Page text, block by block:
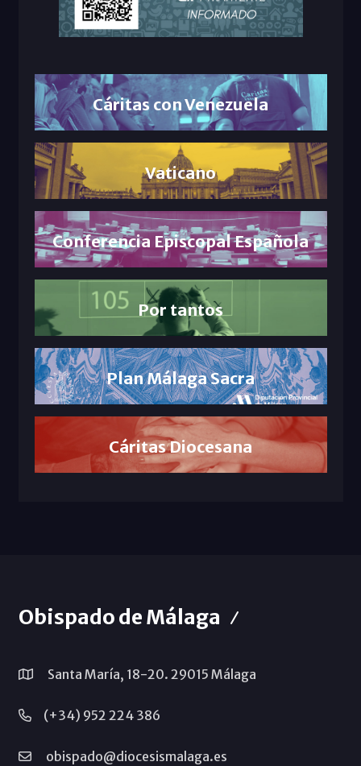
Cáritas con Venezuela
Vaticano
Conferencia Episcopal Española
Por tantos
Plan Málaga Sacra
Cáritas Diocesana
Obispado de Málaga
Santa María, 18-20. 29015 Málaga
(+34) 952 224 386
obispado@diocesismalaga.es